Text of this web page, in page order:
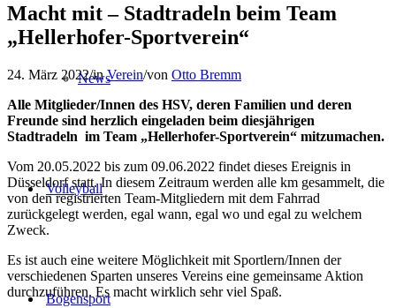
News
Volleyball
Bogensport
Macht mit – Stadtradeln beim Team
„Hellerhofer-Sportverein“
24. März 2022/inVerein/von Otto Bremm
Alle Mitglieder/Innen des HSV, deren Familien und deren
Freunde sind herzlich eingeladen beim diesjährigen
Stadtradeln im Team „Hellerhofer-Sportverein“ mitzumachen.
Vom 20.05.2022 bis zum 09.06.2022 findet dieses Ereignis in
Düsseldorf statt. In diesem Zeitraum werden alle km gesammelt, die
von den registrierten Team-Mitgliedern mit dem Fahrrad
zurückgelegt werden, egal wann, egal wo und egal zu welchem
Zweck.
Es ist auch eine weitere Möglichkeit mit Sportlern/Innen der
verschiedenen Sparten unseres Vereins eine gemeinsame Aktion
durchzuführen. Es macht wirklich sehr viel Spaß.